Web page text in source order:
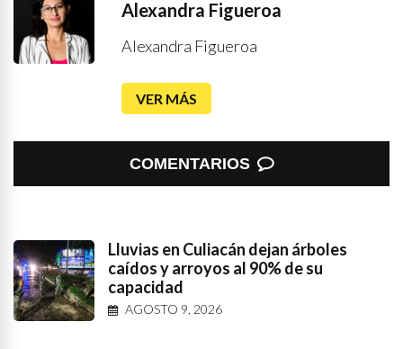
Alexandra Figueroa
Alexandra Figueroa
VER MÁS
COMENTARIOS
Lluvias en Culiacán dejan árboles
caídos y arroyos al 90% de su
capacidad
AGOSTO 9, 2026